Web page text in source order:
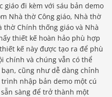
giáo đi kèm với sáu bản demo
Nhà thờ Công giáo, Nhà thờ
thờ Chính thống giáo và Nhà
thiết kế hoàn hảo phù hợp
kế này được tạo ra để phù
chính và chúng vẫn có thể
cũng như dễ dàng chỉnh
nhập bản demo một cú
sàng để trở thành một